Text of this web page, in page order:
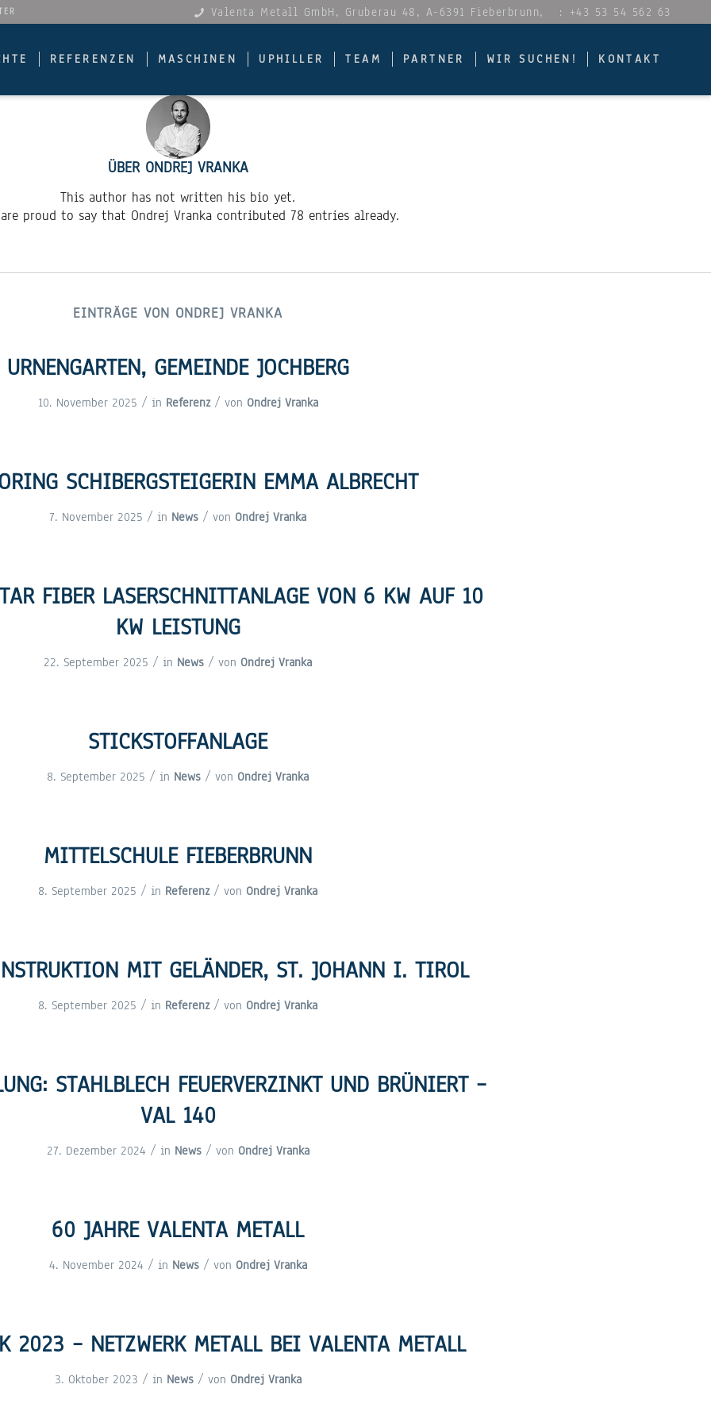
Valenta Metall GmbH, Gruberau 48, A-6391 Fieberbrunn, : +43 53 54 562 63
REFERENZEN MASCHINEN UPHILLER TEAM PARTNER WIR SUCHEN! KONTAKT
ÜBER ONDREJ VRANKA
This author has not written his bio yet.
proud to say that Ondrej Vranka contributed 78 entries already.
EINTRÄGE VON ONDREJ VRANKA
URNENGARTEN, GEMEINDE JOCHBERG
10. November 2025 / in Referenz / von Ondrej Vranka
SCHIBERGSTEIGERIN EMMA ALBRECHT
7. November 2025 / in News / von Ondrej Vranka
FIBER LASERSCHNITTANLAGE VON 6 KW AUF 10
KW LEISTUNG
22. September 2025 / in News / von Ondrej Vranka
STICKSTOFFANLAGE
8. September 2025 / in News / von Ondrej Vranka
MITTELSCHULE FIEBERBRUNN
8. September 2025 / in Referenz / von Ondrej Vranka
MIT GELÄNDER, ST. JOHANN I. TIROL
8. September 2025 / in Referenz / von Ondrej Vranka
STAHLBLECH FEUERVERZINKT UND BRÜNIERT –
VAL 140
27. Dezember 2024 / in News / von Ondrej Vranka
60 JAHRE VALENTA METALL
4. November 2024 / in News / von Ondrej Vranka
2023 – NETZWERK METALL BEI VALENTA METALL
3. Oktober 2023 / in News / von Ondrej Vranka